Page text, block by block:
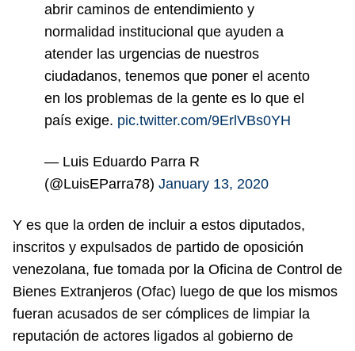
abrir caminos de entendimiento y
normalidad institucional que ayuden a
atender las urgencias de nuestros
ciudadanos, tenemos que poner el acento
en los problemas de la gente es lo que el
país exige. pic.twitter.com/9ErlVBs0YH
— Luis Eduardo Parra R
(@LuisEParra78) January 13, 2020
Y es que la orden de incluir a estos diputados,
inscritos y expulsados de partido de oposición
venezolana, fue tomada por la Oficina de Control de
Bienes Extranjeros (Ofac) luego de que los mismos
fueran acusados de ser cómplices de limpiar la
reputación de actores ligados al gobierno de